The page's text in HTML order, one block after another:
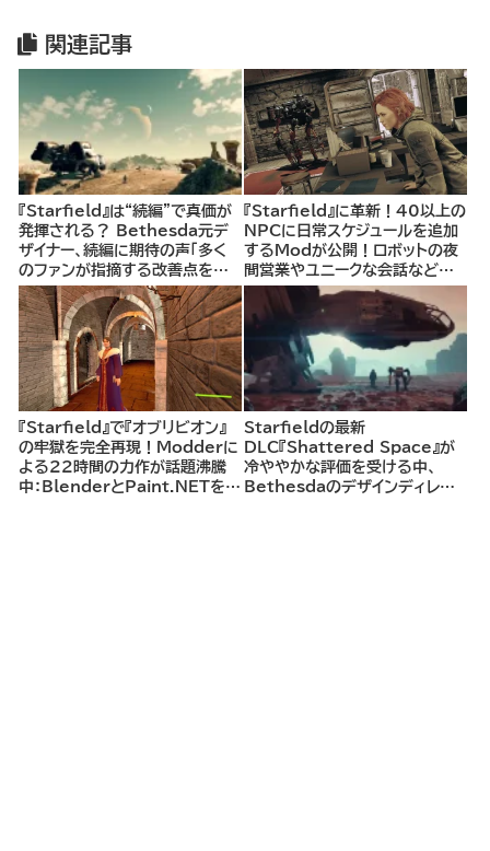
関連記事
『Starfield』は“続編”で真価が
発揮される？ Bethesda元デ
ザイナー、続編に期待の声「多く
のファンが指摘する改善点を取
り入れることで、シリーズは大き
く成長できる」
『Starfield』に革新！40以上の
NPCに日常スケジュールを追加
するModが公開！ロボットの夜
間営業やユニークな会話などよ
りリアルな都市生活が楽しるよう
『Starfield』で『オブリビオン』
の牢獄を完全再現！Modderに
よる22時間の力作が話題沸騰
中：BlenderとPaint.NETを駆
Starfieldの最新
DLC『Shattered Space』が
冷ややかな評価を受ける中、
Bethesdaのデザインディレク